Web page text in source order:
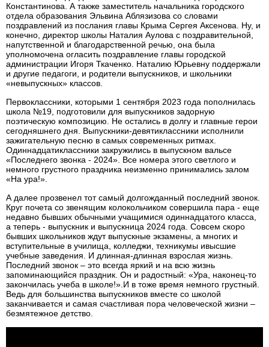
Константинова. А также заместитель начальника городского
отдела образования Эльвина Аблязизова со словами
поздравлений из послания главы Крыма Сергея Аксенова. Ну, и
конечно, директор школы Наталия Аулова с поздравительной,
напутственной и благодарственной речью, она была
уполномочена огласить поздравление главы городской
администрации Игоря Ткаченко. Наталию Юрьевну поддержали
и другие педагоги, и родители выпускников, и школьники
«невыпускных» классов.
Первоклассники, которыми 1 сентября 2023 года пополнилась
школа №19, подготовили для выпускников задорную
поэтическую композицию. Не остались в долгу и главные герои
сегодняшнего дня. Выпускники-девятиклассники исполнили
зажигательную песню в самых современных ритмах.
Одиннадцатиклассники закружились в выпускном вальсе
«Последнего звонка - 2024». Все номера этого светлого и
немного грустного праздника неизменно принимались залом
«На ура!».
А далее прозвенел тот самый долгожданный последний звонок.
Круг почета со звенящим колокольчиком совершила пара - еще
недавно бывших обычными учащимися одиннадцатого класса,
а теперь - выпускник и выпускница 2024 года. Совсем скоро
бывших школьников ждут выпускные экзамены, а многих и
вступительные в училища, колледжи, техникумы ивысшие
учебные заведения. И длинная-длинная взрослая жизнь.
Последний звонок – это всегда яркий и на всю жизнь
запоминающийся праздник. Он и радостный: «Ура, наконец-то
закончилась учеба в школе!».И в тоже время немного грустный.
Ведь для большинства выпускников вместе со школой
заканчивается и самая счастливая пора человеческой жизни –
безмятежное детство.